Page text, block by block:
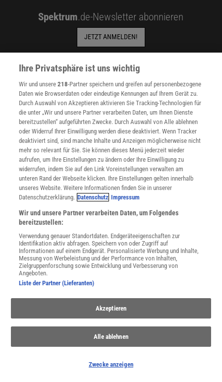
Spektrum.de-Newsletter abonnieren
JETZT ANMELDEN!
mit Ihren personenbezogenen Daten finden Sie in unserer
SERVICES
Newsletter
Kontakt
Spektrum Shop
Im Handel kaufen
Presse
Verträge kündigen
Widerruf
INFO
Datenschutz
Cookie-Einstellungen
Utiq verwalten
Nutzungsbasierte Onlinewerbung
Alle Artikel
Impressum
Sprachen lernen mit Gymglish
Zugänglichkeitserklärung
Ihre Privatsphäre ist uns wichtig
Wir und unsere218-Partner speichern und greifen auf personenbezogene
Daten wie Browserdaten oder eindeutige Kennungen auf Ihrem Gerät zu.
Durch Auswahl von Akzeptieren aktivieren Sie Tracking-Technologien für
die unter „Wir und unsere Partner verarbeiten Daten, um Ihnen Dienste
bereitzustellen“ aufgeführten Zwecke. Durch Auswahl von Alle ablehnen
oder Widerruf Ihrer Einwilligung werden diese deaktiviert. Wenn Tracker
deaktiviert sind, sind manche Inhalte und Anzeigen möglicherweise nicht
mehr so relevant für Sie. Sie können dieses Menü jederzeit wieder
aufrufen, um Ihre Einstellungen zu ändern oder Ihre Einwilligung zu
widerrufen, indem Sie auf den Link Voreinstellungen verwalten am
unteren Rand der Webseite klicken. Ihre Einstellungen gelten innerhalb
unseres Website. Weitere Informationen finden Sie in unserer
Datenschutzerklärung. Datenschutz Impressum
Wir und unsere Partner verarbeiten Daten, um Folgendes
bereitzustellen:
Verwendung genauer Standortdaten. Endgeräteeigenschaften zur
Identifikation aktiv abfragen. Speichern von oder Zugriff auf
Informationen auf einem Endgerät. Personalisierte Werbung und Inhalte,
Messung von Werbeleistung und der Performance von Inhalten,
Zielgruppenforschung sowie Entwicklung und Verbesserung von
Angeboten.
Liste der Partner (Lieferanten)
Akzeptieren
Alle ablehnen
Zwecke anzeigen